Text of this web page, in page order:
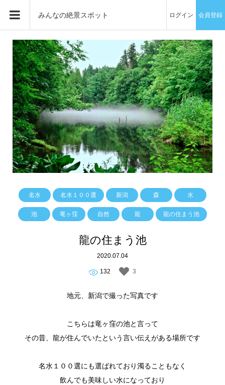
みんなの絶景スポット ログイン 会員登録
名水 名水１００選 新潟 森 水
池 竜ヶ窪 自然 龍 龍の住まう池
龍の住まう池
2020.07.04
132 3
地元、新潟で撮った写真です
こちらは竜ヶ窪の池と言って
その昔、龍が住んでいたという言い伝えがある場所です
名水１００選にも選ばれており濁ることもなく
飲んでも美味しい水になっており